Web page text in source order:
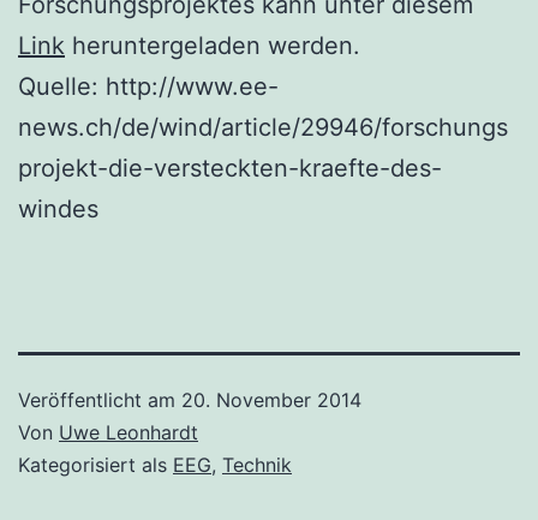
Link heruntergeladen werden.
Quelle: http://www.ee-
news.ch/de/wind/article/29946/forschungs
projekt-die-versteckten-kraefte-des-
windes
Veröffentlicht am 20. November 2014
Von Uwe Leonhardt
Kategorisiert als EEG, Technik